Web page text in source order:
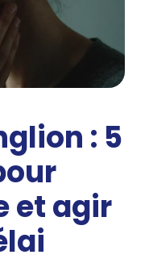
: 5
et agir